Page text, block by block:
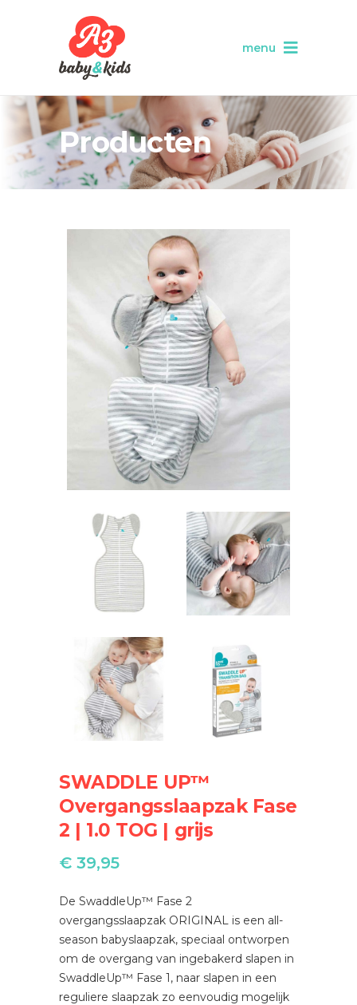
menu
Producten
SWADDLE UP™
Overgangsslaapzak Fase
2 | 1.0 TOG | grijs
€ 39,95
De SwaddleUp™ Fase 2
overgangsslaapzak ORIGINAL is een all-
season babyslaapzak, speciaal ontworpen
om de overgang van ingebakerd slapen in
SwaddleUp™ Fase 1, naar slapen in een
reguliere slaapzak zo eenvoudig mogelijk